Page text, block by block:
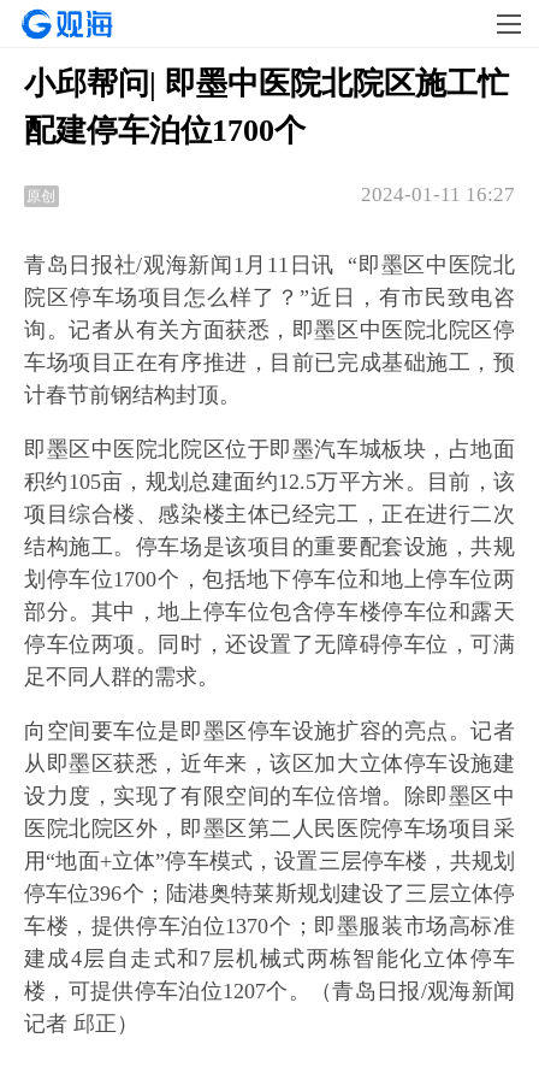
小邱帮问| 即墨中医院北院区施工忙
配建停车泊位1700个
原创 2024-01-11 16:27
青岛日报社/观海新闻1月11日讯 “即墨区中医院北
院区停车场项目怎么样了？”近日，有市民致电咨
询。记者从有关方面获悉，即墨区中医院北院区停
车场项目正在有序推进，目前已完成基础施工，预
计春节前钢结构封顶。
即墨区中医院北院区位于即墨汽车城板块，占地面
积约105亩，规划总建面约12.5万平方米。目前，该
项目综合楼、感染楼主体已经完工，正在进行二次
结构施工。停车场是该项目的重要配套设施，共规
划停车位1700个，包括地下停车位和地上停车位两
部分。其中，地上停车位包含停车楼停车位和露天
停车位两项。同时，还设置了无障碍停车位，可满
足不同人群的需求。
向空间要车位是即墨区停车设施扩容的亮点。记者
从即墨区获悉，近年来，该区加大立体停车设施建
设力度，实现了有限空间的车位倍增。除即墨区中
医院北院区外，即墨区第二人民医院停车场项目采
用“地面+立体”停车模式，设置三层停车楼，共规划
停车位396个；陆港奥特莱斯规划建设了三层立体停
车楼，提供停车泊位1370个；即墨服装市场高标准
建成4层自走式和7层机械式两栋智能化立体停车
楼，可提供停车泊位1207个。（青岛日报/观海新闻
记者 邱正）